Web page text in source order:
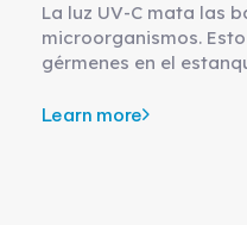
La luz UV-C mata las
microorganismos.
gérmenes en el
Learn more